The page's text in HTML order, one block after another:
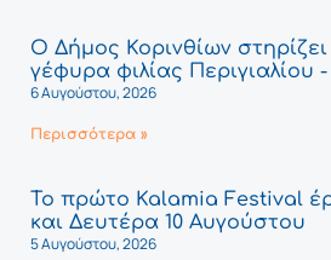
Ο Δήμος Κορινθίων στηρίζει
γέφυρα φιλίας Περιγιαλίου
6 Αυγούστου, 2026
Περισσότερα »
Το πρώτο Kalamia Festival
και Δευτέρα 10 Αυγούστου
5 Αυγούστου, 2026